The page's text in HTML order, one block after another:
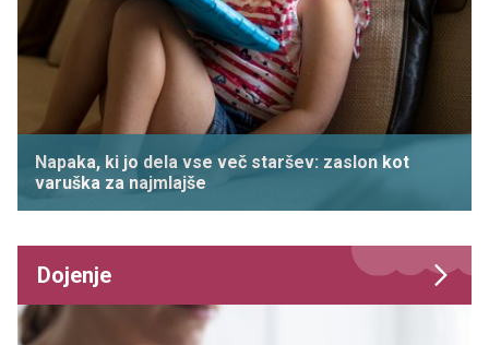
Napaka, ki jo dela vse več staršev: zaslon kot
varuška za najmlajše
Dojenje